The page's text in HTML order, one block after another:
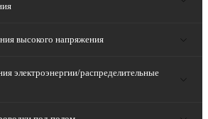
высокого напряжения
электроэнергии/распределительные